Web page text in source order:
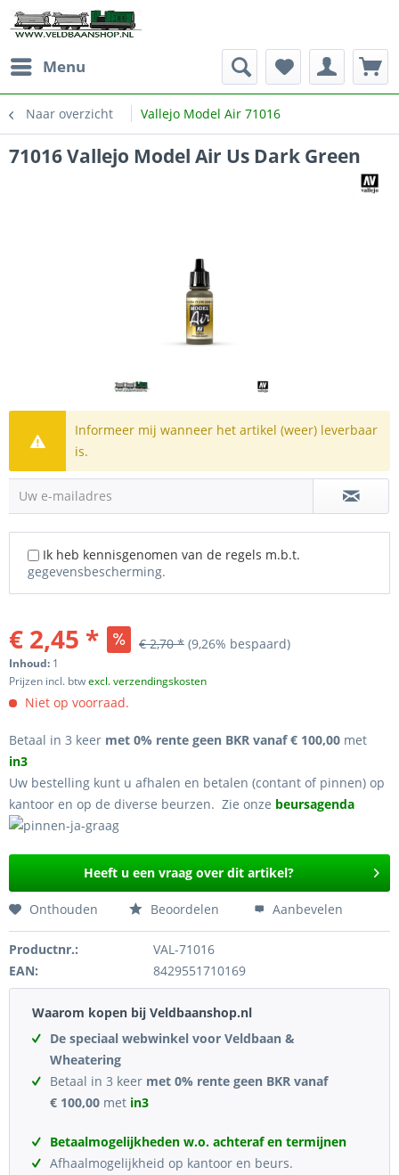
Menu
Naar overzicht Vallejo Model Air 71016
71016 Vallejo Model Air Us Dark Green
Informeer mij wanneer het artikel (weer) leverbaar
is.
Uw e-mailadres
Ik heb kennisgenomen van de regels m.b.t.
gegevensbescherming.
€ 2,45 * € 2,70 * (9,26% bespaard)
Inhoud: 1
Prijzen incl. btwexcl. verzendingskosten
Niet op voorraad.
Betaal in 3 keer met 0% rente geen BKR vanaf € 100,00 met
in3
Uw bestelling kunt u afhalen en betalen (contant of pinnen) op
kantoor en op de diverse beurzen. Zie onze beursagenda
Heeft u een vraag over dit artikel?
Onthouden Beoordelen Aanbevelen
Productnr.:
VAL-71016
EAN:
8429551710169
Waarom kopen bij Veldbaanshop.nl
De speciaal webwinkel voor Veldbaan &
Wheatering
Betaal in 3 keer met 0% rente geen BKR vanaf
€ 100,00 met in3
Betaalmogelijkheden w.o. achteraf en termijnen
Afhaalmogelijkheid op kantoor en beurs.